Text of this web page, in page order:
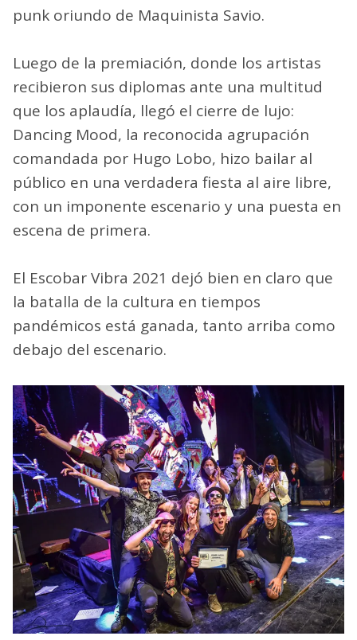
punk oriundo de Maquinista Savio.
Luego de la premiación, donde los artistas
recibieron sus diplomas ante una multitud
que los aplaudía, llegó el cierre de lujo:
Dancing Mood, la reconocida agrupación
comandada por Hugo Lobo, hizo bailar al
público en una verdadera fiesta al aire libre,
con un imponente escenario y una puesta en
escena de primera.
El Escobar Vibra 2021 dejó bien en claro que
la batalla de la cultura en tiempos
pandémicos está ganada, tanto arriba como
debajo del escenario.